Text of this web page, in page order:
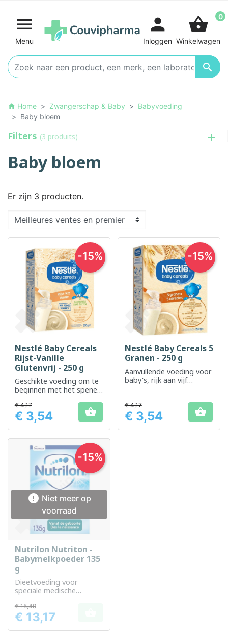

Menu

person
Inloggen
shopping_basket 0
Winkelwagen
home Home Zwangerschap & Baby
Babyvoeding
Baby bloem
Filters (3 produits)
Baby bloem
Er zijn 3 producten.
Nestlé Baby Cereals
Rijst-Vanille
Glutenvrij - 250 g
Geschikte voeding om te
beginnen met het spenen
Prijs
€ 4,17
€ 3,54 
-15%
Nestlé Baby Cereals 5
Granen - 250 g
Aanvullende voeding voor
baby's, rijk aan vijf
Prijs
€ 4,17
€ 3,54 
-15%
 Niet meer op
voorraad
Nutrilon Nutriton -
Babymelkpoeder 135
g
Dieetvoeding voor
speciale medische
Prijs
€ 15,49
€ 13,17
-15%